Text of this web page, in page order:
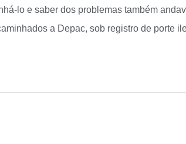
lo e saber dos problemas também
a Depac, sob registro de porte